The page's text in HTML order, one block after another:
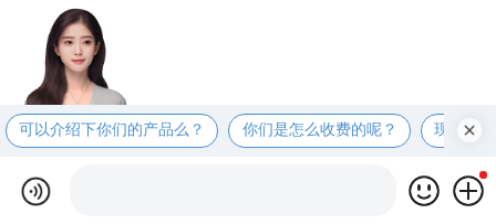
可以介绍下你们的产品么？ 你们是怎么收费的呢？ 现在有